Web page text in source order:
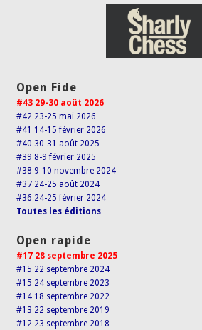
Open Fide
#43 29-30 août 2026
#42 23-25 mai 2026
#41 14-15 février 2026
#40 30-31 août 2025
#39 8-9 février 2025
#38 9-10 novembre 2024
#37 24-25 août 2024
#36 24-25 février 2024
Toutes les éditions
Open rapide
#17 28 septembre 2025
#15 22 septembre 2024
#15 24 septembre 2023
#14 18 septembre 2022
#13 22 septembre 2019
#12 23 septembre 2018